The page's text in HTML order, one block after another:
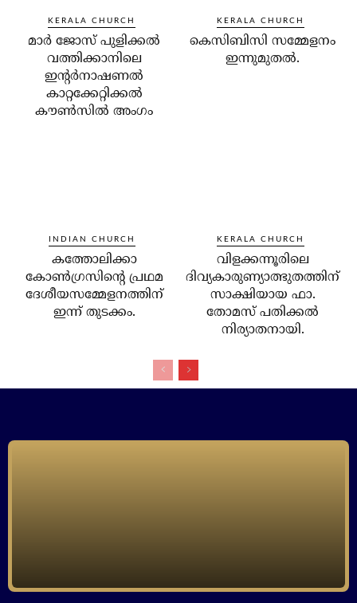
KERALA CHURCH
മാര്‍ ജോസ് പുളിക്കല്‍
വത്തിക്കാനിലെ
ഇന്റര്‍നാഷണല്‍
കാറ്റക്കേറ്റിക്കല്‍
കൗണ്‍സില്‍ അംഗം
KERALA CHURCH
കെസിബിസി സമ്മേളനം
ഇന്നുമുതല്‍.
INDIAN CHURCH
കത്തോലിക്കാ
കോണ്‍ഗ്രസിന്റെ പ്രഥമ
ദേശീയസമ്മേളനത്തിന്
ഇന്ന് തുടക്കം.
KERALA CHURCH
വിളക്കന്നൂരിലെ
ദിവ്യകാരുണ്യാത്ഭുതത്തിന്
സാക്ഷിയായ ഫാ.
തോമസ് പതിക്കല്‍
നിര്യാതനായി.